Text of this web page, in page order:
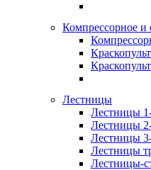
Компрессорное и
Лестницы
Лестницы
Лестницы
Лестницы
Лестницы
Лестницы-